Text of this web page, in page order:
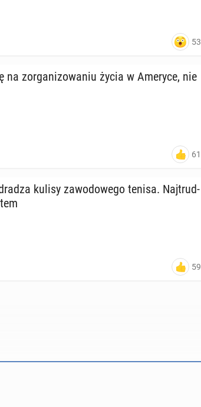
53
na zor­ga­ni­zo­wa­niu życia w Ameryce, nie
61
kulisy za­wo­do­we­go tenisa. Naj­trud­
59